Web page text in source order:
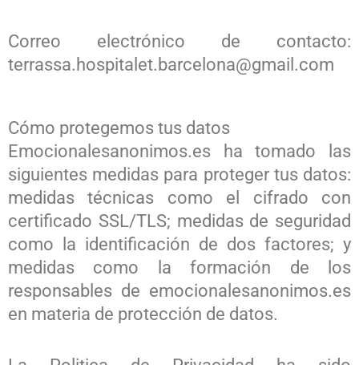
Correo electrónico de contacto:
terrassa.hospitalet.barcelona@gmail.com
Cómo protegemos tus datos
Emocionalesanonimos.es ha tomado las
siguientes medidas para proteger tus datos:
medidas técnicas como el cifrado con
certificado SSL/TLS; medidas de seguridad
como la identificación de dos factores; y
medidas como la formación de los
responsables de emocionalesanonimos.es
en materia de protección de datos.